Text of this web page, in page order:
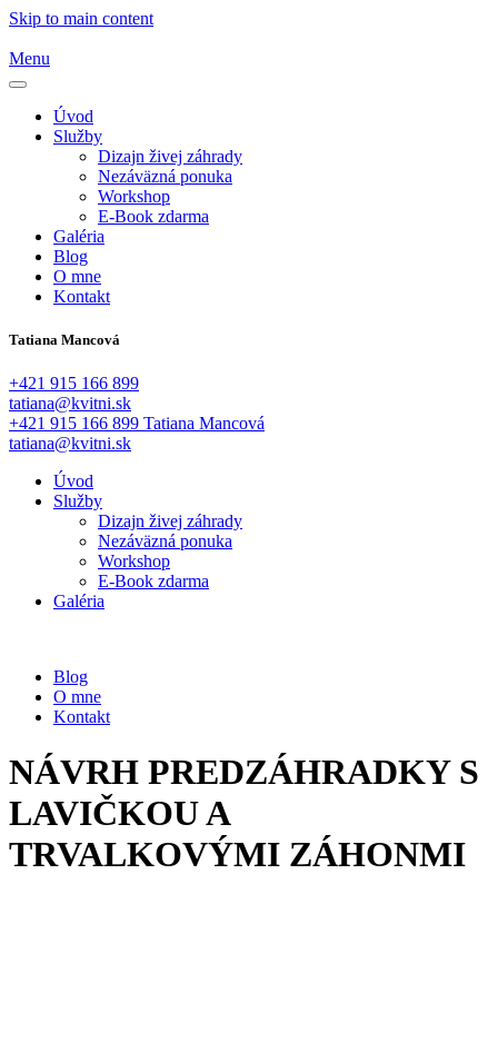
Skip to main content
Menu
Úvod
Služby
Dizajn živej záhrady
Nezáväzná ponuka
Workshop
E-Book zdarma
Galéria
Blog
O mne
Kontakt
Tatiana Mancová
+421 915 166 899
tatiana@kvitni.sk
+421 915 166 899 Tatiana Mancová
tatiana@kvitni.sk
Úvod
Služby
Dizajn živej záhrady
Nezáväzná ponuka
Workshop
E-Book zdarma
Galéria
Blog
O mne
Kontakt
NÁVRH PREDZÁHRADKY S
LAVIČKOU A
TRVALKOVÝMI ZÁHONMI